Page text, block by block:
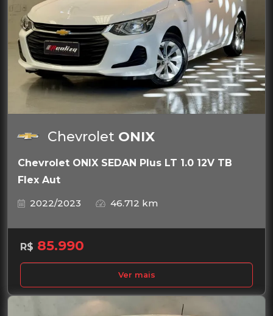
Chevrolet ONIX
Chevrolet ONIX SEDAN Plus LT 1.0 12V TB
Flex Aut
2022/2023
46.712 km
R$ 85.990
Ver mais